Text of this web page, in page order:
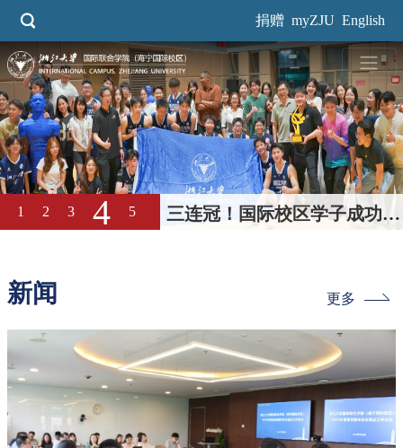
到
主
要
内
捐赠 myZJU English
三连冠！国际校区学子成功卫
冕浙大本科生男篮“三好杯”冠
1 2 3 4 5
新闻 更多